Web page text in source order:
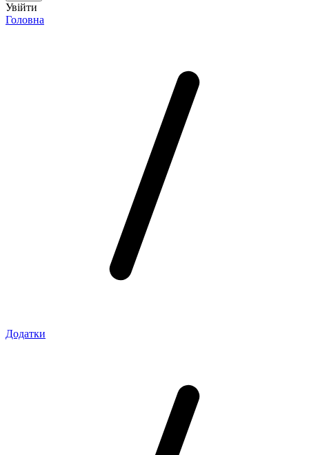
Увійти
Головна
Додатки